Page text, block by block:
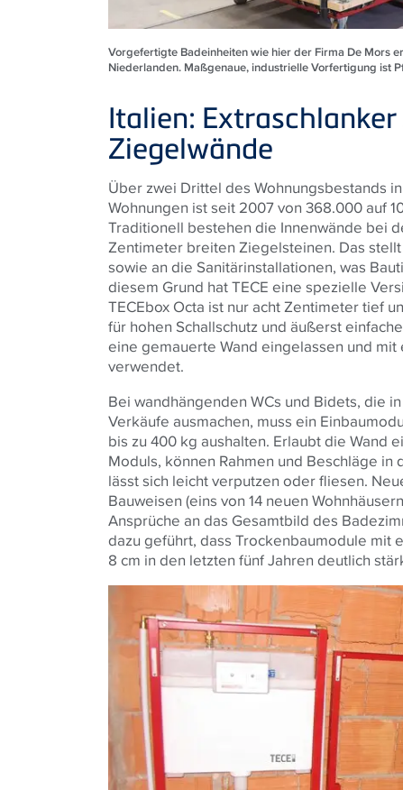
Vorgefertigte Badeinheiten wie hier der Firma De Mors
Niederlanden. Maßgenaue, industrielle Vorfertigung ist
Italien:
Ziegelwände
Über zwei Drittel des Wohnungsbestands
Wohnungen ist seit 2007 von 368.000 auf
Traditionell bestehen die Innenwände bei
Zentimeter breiten Ziegelsteinen. Das
sowie an die Sanitärinstallationen, was
diesem Grund hat TECE eine spezielle
TECEbox Octa ist nur acht Zentimeter tief
für hohen Schallschutz und äußerst
eine gemauerte Wand eingelassen und
verwendet.
Bei wandhängenden WCs und Bidets, die
Verkäufe ausmachen, muss ein
bis zu 400 kg aushalten. Erlaubt die Wand
Moduls, können Rahmen und Beschläge
lässt sich leicht verputzen oder fliesen.
Bauweisen (eins von 14 neuen
Ansprüche an das Gesamtbild des
dazu geführt, dass Trockenbaumodule mit
8 cm in den letzten fünf Jahren deutlich